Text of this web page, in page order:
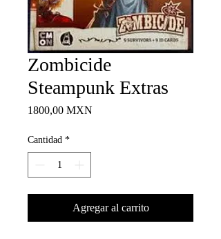
Zombicide
Steampunk Extras
1800,00 MXN
Cantidad *
Agregar al carrito